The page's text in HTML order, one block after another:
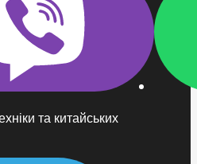
та китайських